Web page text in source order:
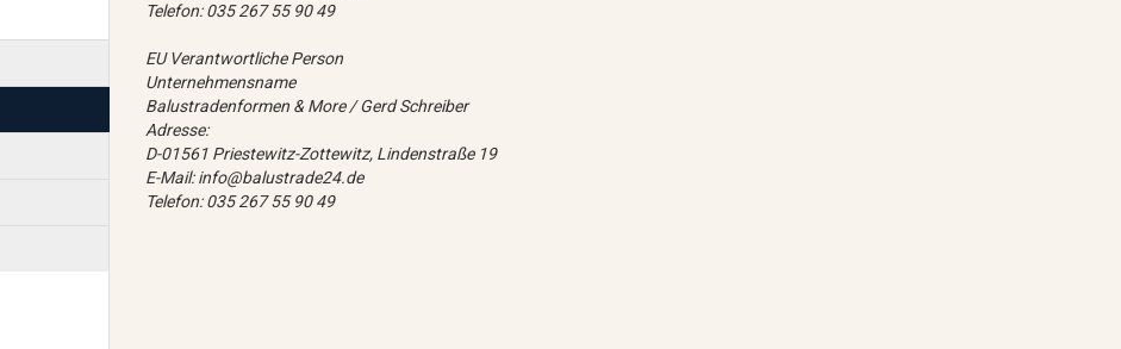
Telefon: 035 267 55 90 49
EU Verantwortliche Person
Unternehmensname
Balustradenformen & More / Gerd Schreiber
Adresse:
D-01561 Priestewitz-Zottewitz, Lindenstraße 19
E-Mail: info@balustrade24.de
Telefon: 035 267 55 90 49